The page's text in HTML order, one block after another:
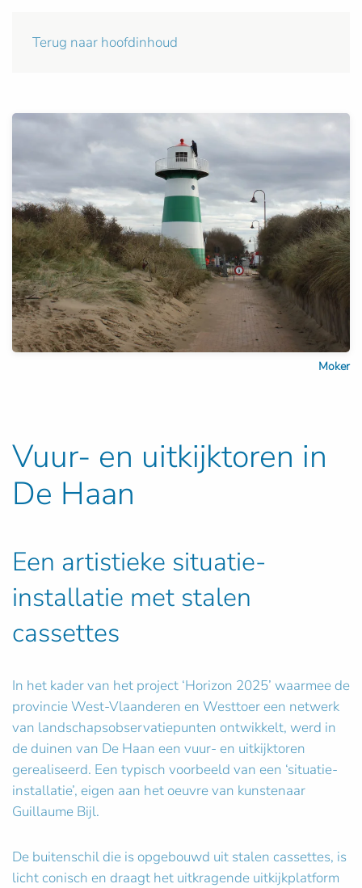
Terug naar hoofdinhoud
Moker
Vuur- en uitkijktoren in
De Haan
Een artistieke situatie-
installatie met stalen
cassettes
In het kader van het project ‘Horizon 2025’ waarmee de
provincie West-Vlaanderen en Westtoer een netwerk
van landschapsobservatiepunten ontwikkelt, werd in
de duinen van De Haan een vuur- en uitkijktoren
gerealiseerd. Een typisch voorbeeld van een ‘situatie-
installatie’, eigen aan het oeuvre van kunstenaar
Guillaume Bijl.
De buitenschil die is opgebouwd uit stalen cassettes, is
licht conisch en draagt het uitkragende uitkijkplatform